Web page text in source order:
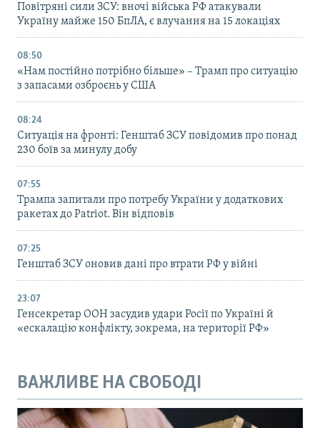
Повітряні сили ЗСУ: вночі війська РФ атакували
Україну майже 150 БпЛА, є влучання на 15 локаціях
08:50
«Нам постійно потрібно більше» – Трамп про ситуацію
з запасами озброєнь у США
08:24
Ситуація на фронті: Генштаб ЗСУ повідомив про понад
230 боїв за минулу добу
07:55
Трампа запитали про потребу України у додаткових
ракетах до Patriot. Він відповів
07:25
Генштаб ЗСУ оновив дані про втрати РФ у війні
23:07
Генсекретар ООН засудив удари Росії по Україні й
«ескалацію конфлікту, зокрема, на території РФ»
ВАЖЛИВЕ НА СВОБОДІ